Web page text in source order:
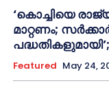
‘കൊച്ചിയെ
മാറ്റണം;
Featured May 24,